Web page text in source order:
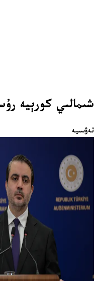
شىمالىي كورېيە
تەۋسىيە